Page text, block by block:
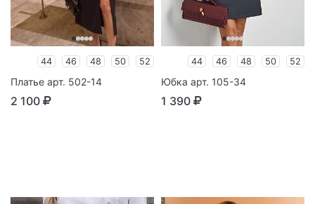
44 46 48 50 52
Платье арт. 502-14
2 100
44 46 48 50 52
Юбка арт. 105-34
1 390